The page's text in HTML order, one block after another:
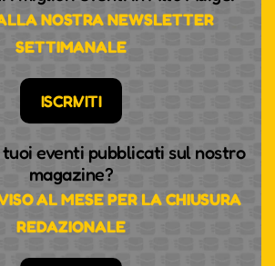
NOSTRA NEWSLETTER
SETTIMANALE
ISCRIVITI
eventi pubblicati sul nostro
magazine?
AL MESE PER LA CHIUSURA
REDAZIONALE